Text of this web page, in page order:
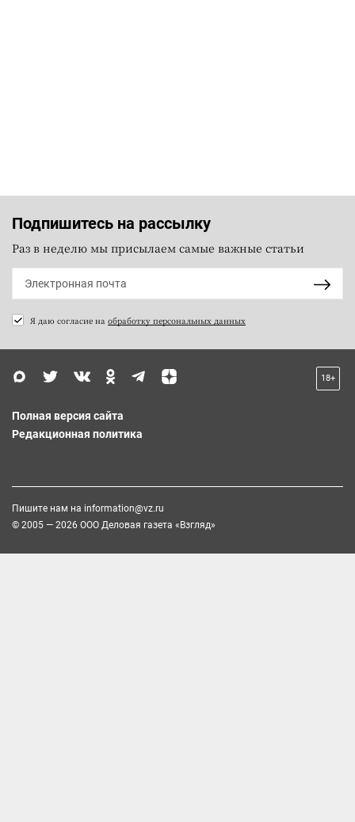
Подпишитесь на рассылку
Раз в неделю мы присылаем самые важные статьи
Я даю согласие на обработку персональных данных
18+
Полная версия сайта
Редакционная политика
Пишите нам на information@vz.ru
© 2005 — 2026 ООО Деловая газета «Взгляд»